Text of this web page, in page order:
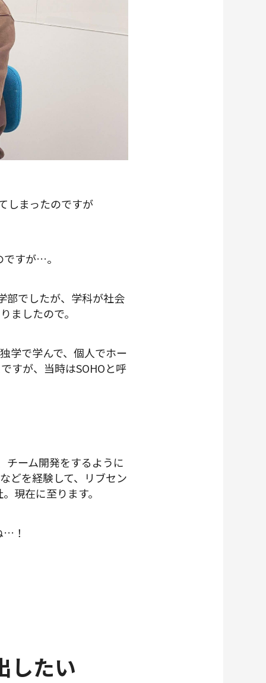
しまったのですが
すが…。
部でしたが、学科が社会
ましたので。
学で学んで、個人でホー
すが、当時はSOHOと呼
チーム開発をするように
どを経験して、リブセン
現在に至ります。
…！
したい